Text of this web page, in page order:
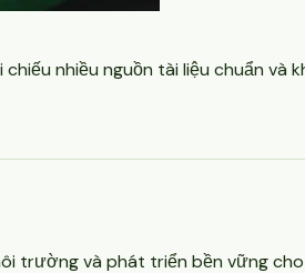
nhiều nguồn tài liệu chuẩn
trường và phát triển bền vững